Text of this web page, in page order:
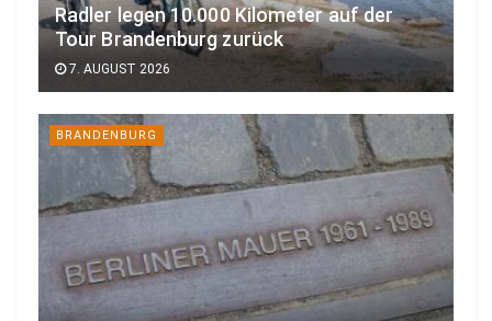
Radler legen 10.000 Kilometer auf der
Tour Brandenburg zurück
7. AUGUST 2026
BRANDENBURG